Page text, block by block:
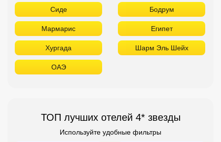
Сиде Бодрум
Мармарис Египет
Хургада Шарм Эль Шейх
ОАЭ
ТОП лучших отелей 4* звезды
Используйте удобные фильтры